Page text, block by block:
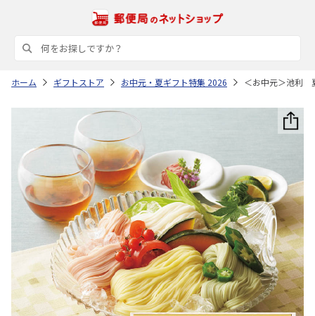
ホーム ギフトストア お中元・夏ギフト特集 2026 ＜お中元＞池利